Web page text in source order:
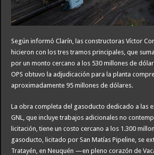
Según informó Clarín, las constructoras Víctor
hicieron con los tres tramos principales, que
por un monto cercano a los 530 millones de
OPS obtuvo la adjudicación para la planta
aproximadamente 95 millones de dólares.
La obra completa del gasoducto dedicado a las
GNL, que incluye trabajos adicionales no
licitación, tiene un costo cercano a los 1.300
gasoducto, licitado por San Matías Pipeline, se
Tratayén, en Neuquén —en pleno corazón de